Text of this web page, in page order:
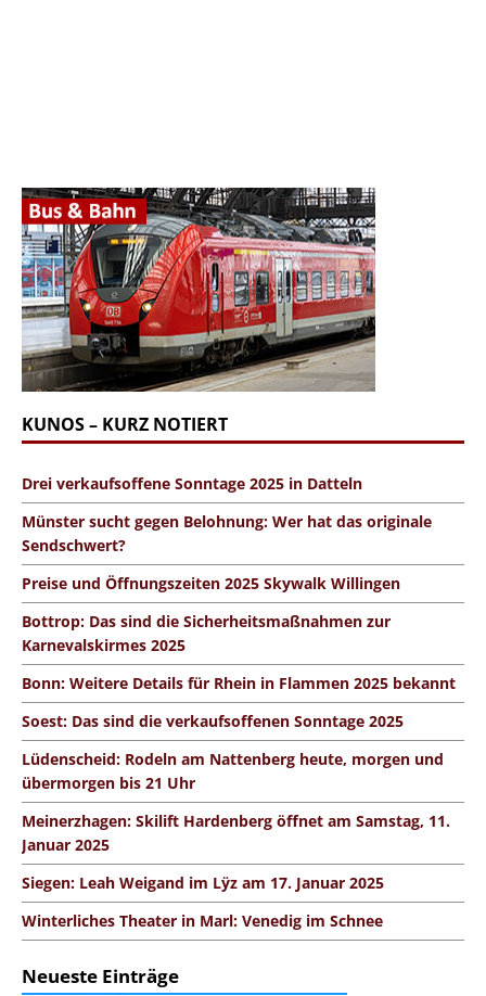
KUNOS – KURZ NOTIERT
Drei verkaufsoffene Sonntage 2025 in Datteln
Münster sucht gegen Belohnung: Wer hat das originale
Sendschwert?
Preise und Öffnungszeiten 2025 Skywalk Willingen
Bottrop: Das sind die Sicherheitsmaßnahmen zur
Karnevalskirmes 2025
Bonn: Weitere Details für Rhein in Flammen 2025 bekannt
Soest: Das sind die verkaufsoffenen Sonntage 2025
Lüdenscheid: Rodeln am Nattenberg heute, morgen und
übermorgen bis 21 Uhr
Meinerzhagen: Skilift Hardenberg öffnet am Samstag, 11.
Januar 2025
Siegen: Leah Weigand im Lÿz am 17. Januar 2025
Winterliches Theater in Marl: Venedig im Schnee
Neueste Einträge